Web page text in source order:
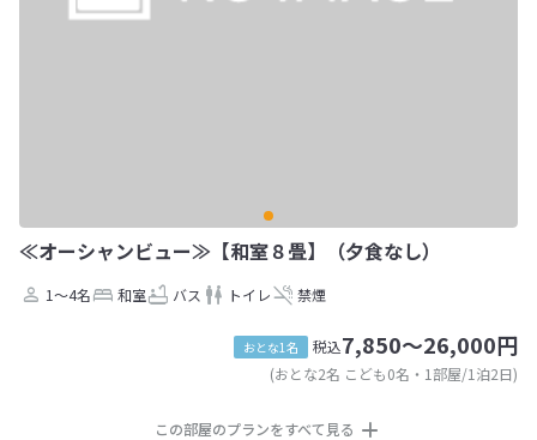
≪オーシャンビュー≫【和室８畳】（夕食なし）
1～4名 和室 バス トイレ 禁煙
おとな1名 税込7,850～26,000円
(おとな2名 こども0名・1部屋/1泊2日)
この部屋のプランをすべて見る